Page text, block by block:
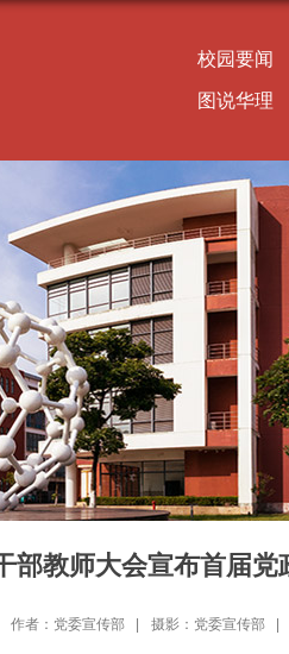
校园要闻
图说华理
部教师大会宣布首届党
作者：党委宣传部 | 摄影：党委宣传部 |